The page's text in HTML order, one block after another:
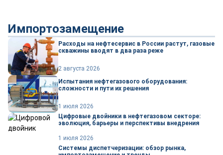
Импортозамещение
Расходы на нефтесервис в России растут, газовые
скважины вводят в два раза реже
2 августа 2026
Испытания нефтегазового оборудования:
сложности и пути их решения
1 июля 2026
Цифровые двойники в нефтегазовом секторе:
эволюция, барьеры и перспективы внедрения
1 июля 2026
Системы диспетчеризации: обзор рынка,